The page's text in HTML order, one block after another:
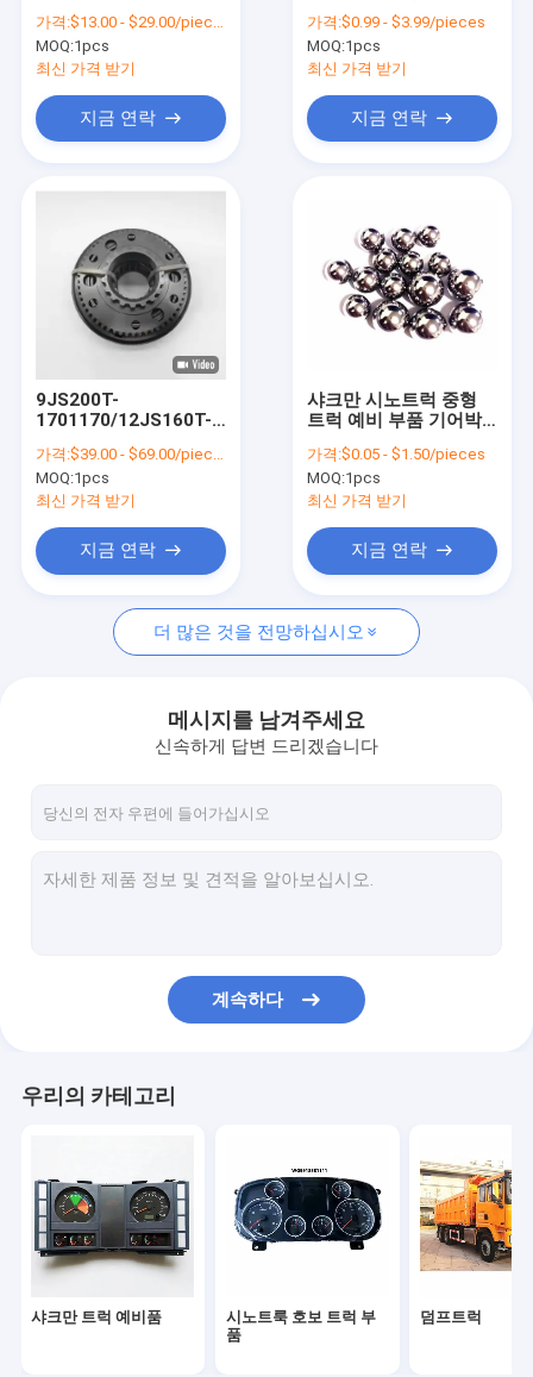
우리 에 관한 것
공장 투어
품질 관리
사건
인용 을 요청 하십시오
샤크만 트럭 예비품
트랙터 트럭
트럭의 변속기 부품
포톤 트럭 예비품
프트
가격:$13.00 - $29.00/pieces
MOQ:1pcs
최신 가격 받기
지금 연락
가격:$0.99 - $3.99/pieces
MOQ:1pcs
최신 가격 받기
지금 연락
9JS200T-
1701170/12JS160T-
용 빠른 기어박스 동기
화
가격:$39.00 - $69.00/pieces
MOQ:1pcs
최신 가격 받기
지금 연락
샤크만 시노트럭 중형
트럭 예비 부품 기어박
19.05G100BGB-T308
12.7G100BGB-T308
가격:$0.05 - $1.50/pieces
MOQ:1pcs
최신 가격 받기
지금 연락
더 많은 것을 전망하십시오
메시지를 남겨주세요
신속하게 답변 드리겠습니다
계속하다
우리의 카테고리
샤크만 트럭 예비품
시노트룩 호보 트럭 부
품
덤프트럭